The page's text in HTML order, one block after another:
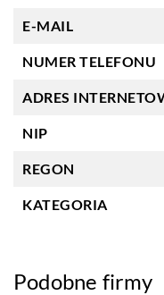
E-MAIL
NUMER TELEFONU
ADRES
NIP
REGON
KATEGORIA
Podobne firmy